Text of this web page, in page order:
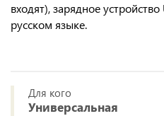
входят), зарядное
русском языке.
Для кого
Универсальная